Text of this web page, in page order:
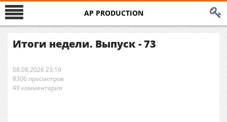
AP PRODUCTION
Итоги недели. Выпуск - 73
08.08.2026 23:19
8306 просмотров
49 комментария